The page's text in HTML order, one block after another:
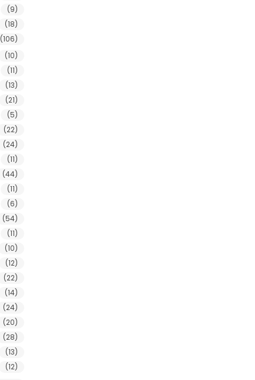
(9)
(18)
(106)
(10)
(11)
(13)
(21)
(5)
(22)
(24)
(11)
(44)
(11)
(6)
(54)
(11)
(10)
(12)
(22)
(14)
(24)
(20)
(28)
(13)
(12)